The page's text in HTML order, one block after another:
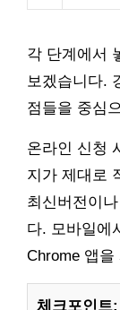
각 단계에서
보겠습니다.
점들을 중심
온라인 신청
지가 제대로
최신버전이
다. 모바일에
Chrome 앱을
체크포인트: